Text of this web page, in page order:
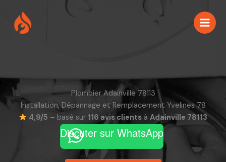
contenu
Plombier Adainville 78113
Installation, Dépannage et Remplacement Yvelines 78
4,9/5 – basé sur 116 avis clients àAdainville 78113
Discuter sur WhatsApp